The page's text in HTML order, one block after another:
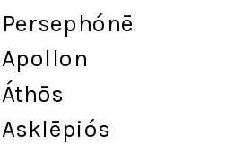
Persephónē
Apollon
Áthōs
Asklēpiós